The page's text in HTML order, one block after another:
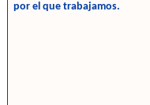
por el que trabajamos.